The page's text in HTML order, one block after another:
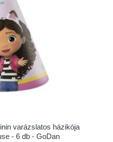
varázslatos házikója
- 6 db - GoDan